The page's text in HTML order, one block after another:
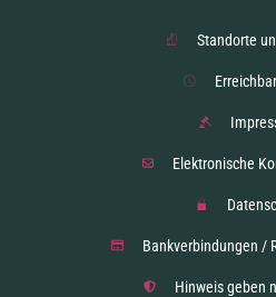
Standorte
Elektronische
Bankverbindungen /
Hinweis geben